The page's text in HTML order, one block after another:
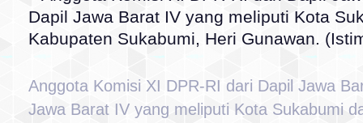
Anggota Komisi XI DPR-RI dari Dapil Jawa
Jawa Barat IV yang meliputi Kota Sukabumi